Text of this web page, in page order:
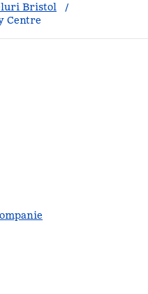
Bristol
/
Centre